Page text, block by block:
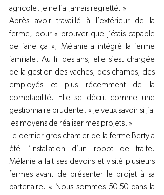
agricole. Je ne l’ai jamais regretté. »
Après avoir travaillé à l’extérieur de la
ferme, pour « prouver que j’étais capable
de faire ça », Mélanie a intégré la ferme
familiale. Au fil des ans, elle s’est chargée
de la gestion des vaches, des champs, des
employés et plus récemment de la
comptabilité. Elle se décrit comme une
gestionnaire prudente. « Je veux savoir si j’ai
les moyens de réaliser mes projets. »
Le dernier gros chantier de la ferme Berty a
été l’installation d’un robot de traite.
Mélanie a fait ses devoirs et visité plusieurs
fermes avant de présenter le projet à sa
partenaire. « Nous sommes 50-50 dans la